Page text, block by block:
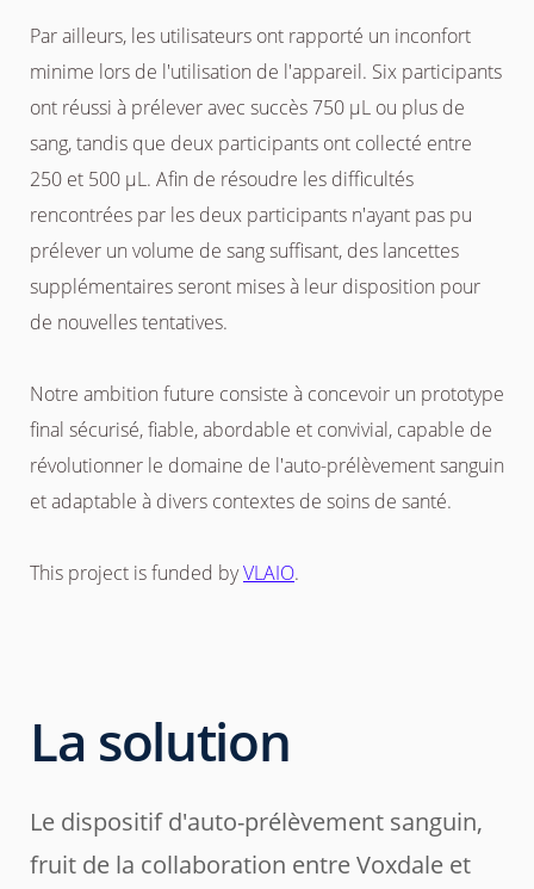
Par ailleurs, les utilisateurs ont rapporté un inconfort
minime lors de l'utilisation de l'appareil. Six participants
ont réussi à prélever avec succès 750 µL ou plus de
sang, tandis que deux participants ont collecté entre
250 et 500 µL. Afin de résoudre les difficultés
rencontrées par les deux participants n'ayant pas pu
prélever un volume de sang suffisant, des lancettes
supplémentaires seront mises à leur disposition pour
de nouvelles tentatives.
Notre ambition future consiste à concevoir un prototype
final sécurisé, fiable, abordable et convivial, capable de
révolutionner le domaine de l'auto-prélèvement sanguin
et adaptable à divers contextes de soins de santé.
This project is funded byVLAIO.
La solution
Le dispositif d'auto-prélèvement sanguin,
fruit de la collaboration entre Voxdale et